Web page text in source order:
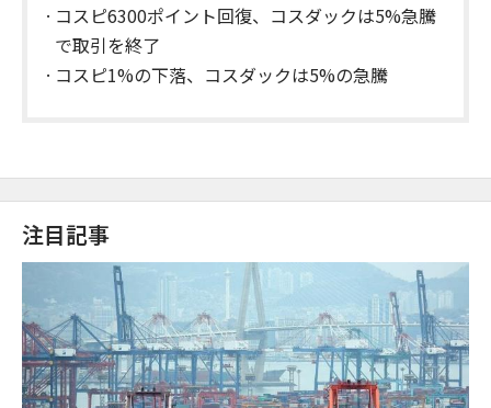
コスピ6300ポイント回復、コスダックは5%急騰
で取引を終了
コスピ1%の下落、コスダックは5%の急騰
注目記事